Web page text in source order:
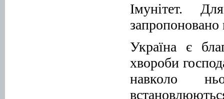
Імунітет.
запропоновано
Україна є
хвороби
навколо